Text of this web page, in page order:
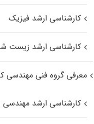
کارشناسی ارشد فیزیک
کارشناسی ارشد زیست‌
معرفی گروه فنی مهندسی
کارشناسی ارشد مهندسی